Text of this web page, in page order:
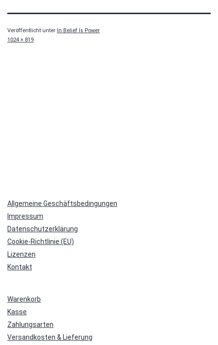
Veröffentlicht unter In Belief Is Power
Originalgröße
1024 × 819
Allgemeine Geschäftsbedingungen
Impressum
Datenschutzerklärung
Cookie-Richtlinie (EU)
Lizenzen
Kontakt
Warenkorb
Kasse
Zahlungsarten
Versandkosten & Lieferung